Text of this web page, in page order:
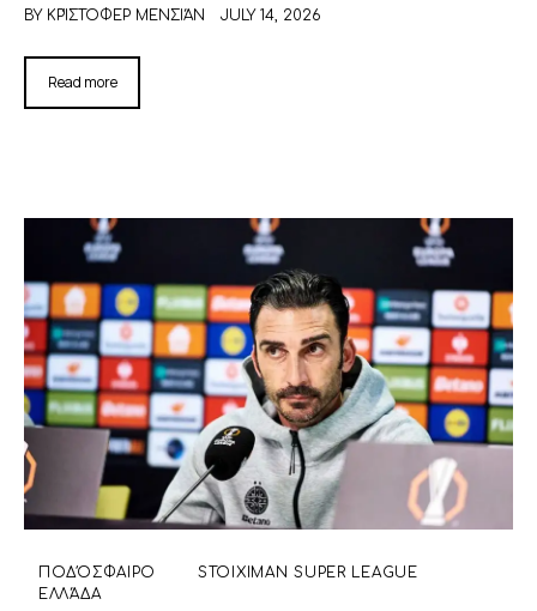
BY ΚΡΊΣΤΟΦΕΡ ΜΕΝΣΙΆΝ JULY 14, 2026
Read more
ΠΟΔΌΣΦΑΙΡΟ
STOIXIMAN SUPER LEAGUE
ΕΛΛΆΔΑ